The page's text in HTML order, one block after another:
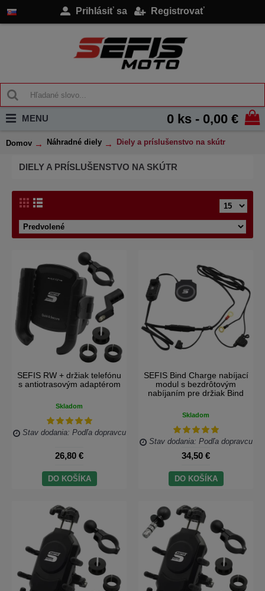
Prihlásiť sa Registrovať
0 ks - 0,00 €
MENU
Domov Náhradné diely Diely a príslušenstvo na skútr
DIELY A PRÍSLUŠENSTVO NA SKÚTR
SEFIS RW + držiak telefónu
s antiotrasovým adaptérom
Skladom
Stav dodania: Podľa dopravcu
26,80 €
DO KOŠÍKA
SEFIS Bind Charge nabíjací
modul s bezdrôtovým
nabíjaním pre držiak Bind
Skladom
Stav dodania: Podľa dopravcu
34,50 €
DO KOŠÍKA